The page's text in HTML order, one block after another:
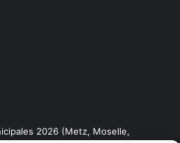
2026 (Metz, Moselle,